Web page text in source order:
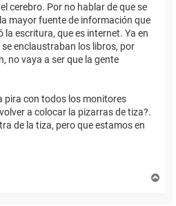
cerebro. Por no hablar de que se
mayor fuente de información que
la escritura, que es internet. Ya en
enclaustraban los libros, por
no vaya a ser que la gente
pira con todos los monitores
a colocar la pizarras de tiza?.
de la tiza, pero que estamos en